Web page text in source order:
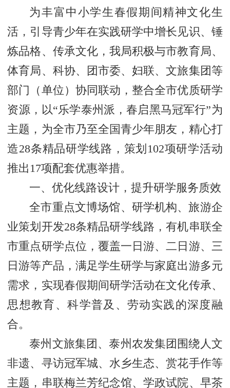
为丰富中小学生春假期间精神文化生
活，引导青少年在实践研学中增长见识、锤
炼品格、传承文化，我局积极与市教育局、
体育局、科协、团市委、妇联、文旅集团等
部门（单位）协同联动，整合全市优质研学
资源，以“乐学泰州派，春启黑马冠军行”为
主题，为全市乃至全国青少年朋友，精心打
造28条精品研学线路，策划102项研学活动
推出17项配套优惠举措。
一、优化线路设计，提升研学服务质效
全市重点文博场馆、研学机构、旅游企
业策划开发28条精品研学线路，有机串联全
市重点研学点位，覆盖一日游、二日游、三
日游等产品，满足学生研学与家庭出游多元
需求，实现春假期间研学活动在文化传承、
思想教育、科学普及、劳动实践的深度融
合。
泰州文旅集团、泰州农发集团围绕人文
非遗、寻访冠军城、水乡生态、赏花手作等
主题，串联梅兰芳纪念馆、学政试院、早茶